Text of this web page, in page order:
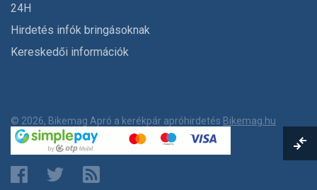
24H
Hirdetés infók bringásoknak
Kereskedői információk
© 2026, Bikemag Apró a kerékpár apróhirdetés Bikemag.hu